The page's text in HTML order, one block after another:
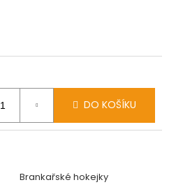
DO KOŠÍKU
Brankařské hokejky